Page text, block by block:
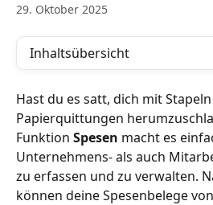
29. Oktober 2025
Inhaltsübersicht
Hast du es satt, dich mit
Papierquittungen
Funktion Spesen macht es
Unternehmens- als auch
zu erfassen und zu verwalten.
können deine Spesenbelege